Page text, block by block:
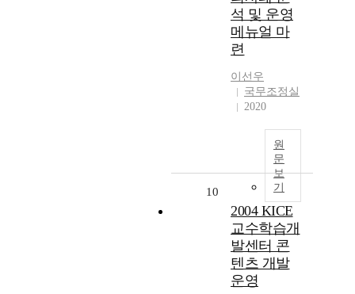
석 및 운영
메뉴얼 마
련
이선우
국무조정실
2020
원
문
보
기
10
2004 KICE
교수학습개
발센터 콘
텐츠 개발
운영